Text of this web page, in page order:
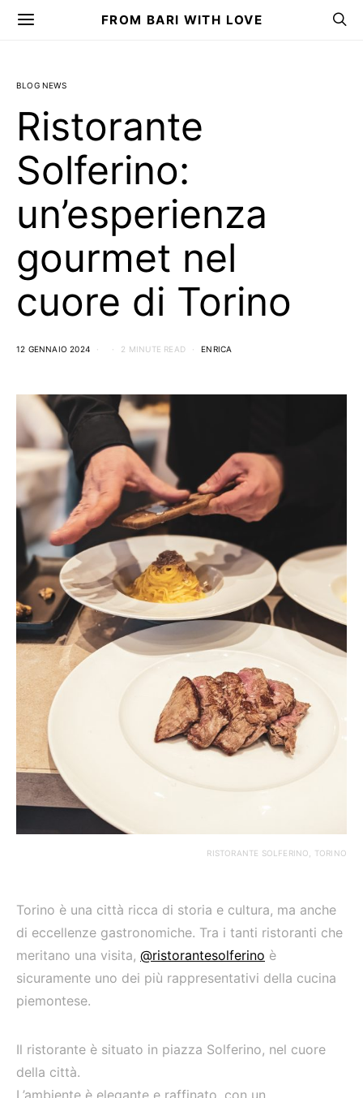
FROM BARI WITH LOVE
BLOG NEWS
Ristorante
Solferino:
un’esperienza
gourmet nel
cuore di Torino
12 GENNAIO 2024 2 MINUTE READ ENRICA
RISTORANTE SOLFERINO, TORINO
Torino è una città ricca di storia e cultura, ma anche
di eccellenze gastronomiche. Tra i tanti ristoranti che
meritano una visita, @ristorantesolferino è
sicuramente uno dei più rappresentativi della cucina
piemontese.
Il ristorante è situato in piazza Solferino, nel cuore
della città.